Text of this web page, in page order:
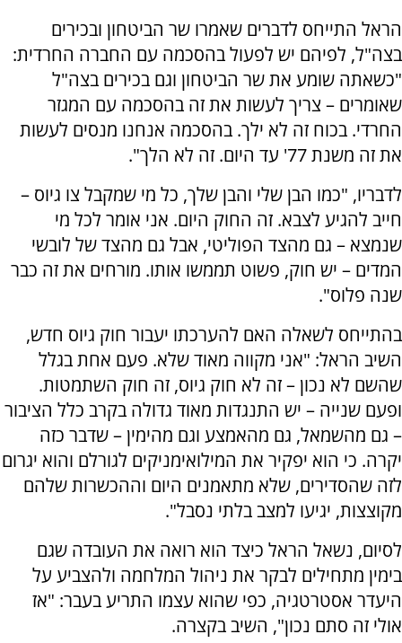
הראל התייחס לדברים שאמרו שר הביטחון ובכירים
בצה"ל, לפיהם יש לפעול בהסכמה עם החברה החרדית:
"כשאתה שומע את שר הביטחון וגם בכירים בצה"ל
שאומרים – צריך לעשות את זה בהסכמה עם המגזר
החרדי. בכוח זה לא ילך. בהסכמה אנחנו מנסים לעשות
את זה משנת 77' עד היום. זה לא הלך".
לדבריו, "כמו הבן שלי והבן שלך, כל מי שמקבל צו גיוס –
חייב להגיע לצבא. זה החוק היום. אני אומר לכל מי
שנמצא – גם מהצד הפוליטי, אבל גם מהצד של לובשי
המדים – יש חוק, פשוט תממשו אותו. מורחים את זה כבר
שנה פלוס".
בהתייחס לשאלה האם להערכתו יעבור חוק גיוס חדש,
השיב הראל: "אני מקווה מאוד שלא. פעם אחת בגלל
שהשם לא נכון – זה לא חוק גיוס, זה חוק השתמטות.
ופעם שנייה – יש התנגדות מאוד גדולה בקרב כלל הציבור
– גם מהשמאל, גם מהאמצע וגם מהימין – שדבר כזה
יקרה. כי הוא יפקיר את המילואימניקים לגורלם והוא יגרום
לזה שהסדירים, שלא מתאמנים היום וההכשרות שלהם
מקוצצות, יגיעו למצב בלתי נסבל".
לסיום, נשאל הראל כיצד הוא רואה את העובדה שגם
בימין מתחילים לבקר את ניהול המלחמה ולהצביע על
היעדר אסטרטגיה, כפי שהוא עצמו התריע בעבר: "אז
אולי זה סתם נכון", השיב בקצרה.